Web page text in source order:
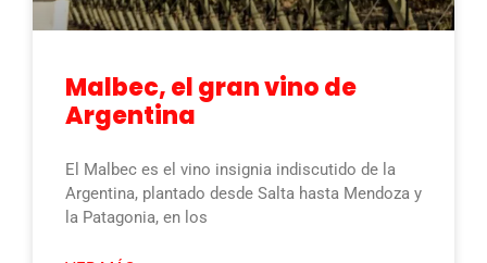
Malbec, el gran vino de
Argentina
El Malbec es el vino insignia indiscutido de la
Argentina, plantado desde Salta hasta Mendoza y
la Patagonia, en los